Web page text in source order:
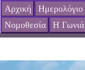
Αρχική
Νομοθεσία
Η